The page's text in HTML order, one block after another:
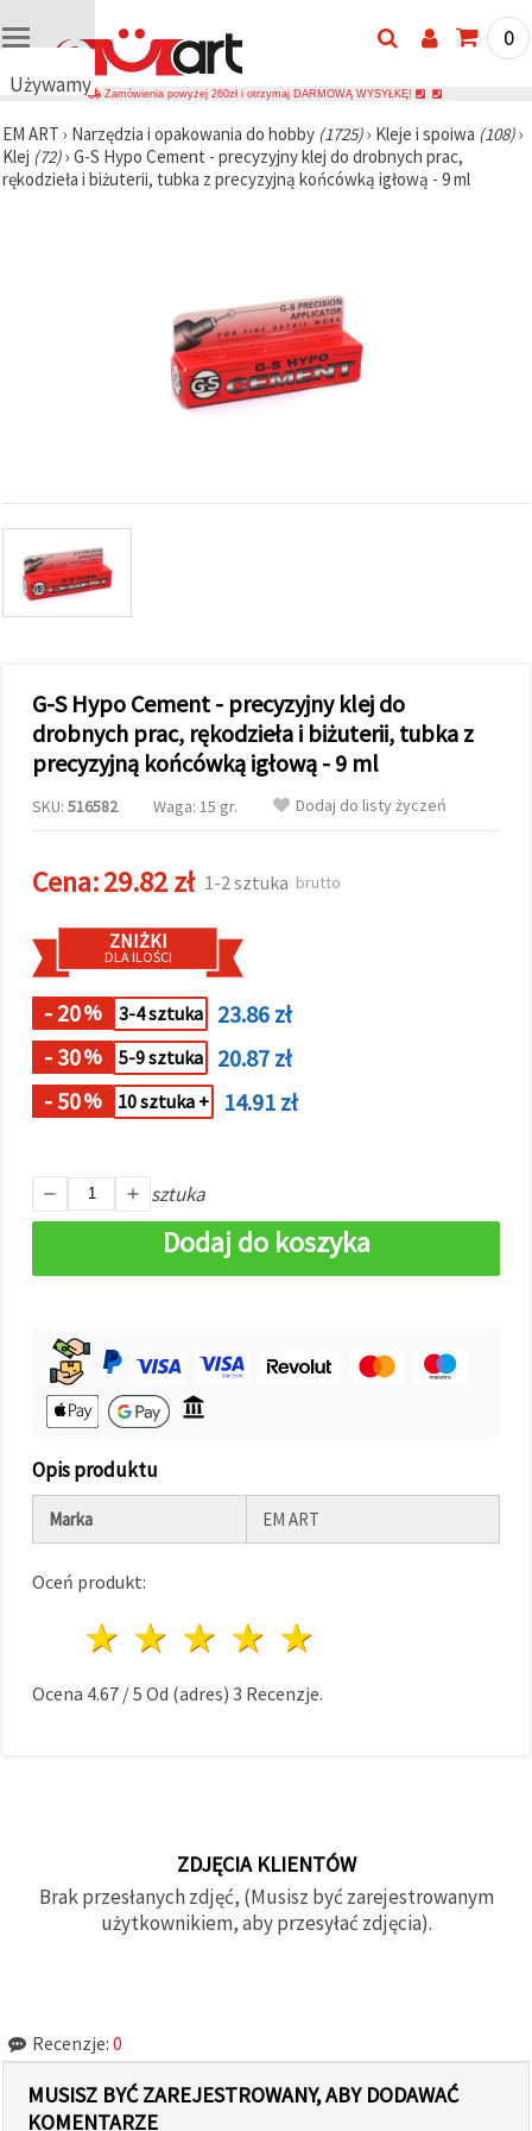
Używamy
cookie
🍪
Używamy
ruch i
wyświetlać
bardziej
trafne treści
oraz
naszych
partnerów
analitycznych
marketingowych.
Możesz
wszystkich
klikając
"Akceptuj
wszystkie!"
wskazać
swoje
preferencje
Ustawieniach,
wybierając
"Zapisz"
Ustawienia
0
Zamówienia powyżej 260zł i otrzymaj DARMOWĄ WYSYŁKĘ!
EM ART › Narzędzia i opakowania do hobby (1725)› Kleje i spoiwa (108)›
Klej (72)› G-S Hypo Cement - precyzyjny klej do drobnych prac,
rękodzieła i biżuterii, tubka z precyzyjną końcówką igłową - 9 ml
G-S Hypo Cement - precyzyjny klej do
drobnych prac, rękodzieła i biżuterii, tubka z
precyzyjną końcówką igłową - 9 ml
SKU: 516582 Waga: 15 gr. Dodaj do listy życzeń
Cena:29.82 zł 1-2 sztuka brutto
ZNIŻKI
DLA ILOŚCI
- 20% 3-4 sztuka
23.86 zł
- 30% 5-9 sztuka
20.87 zł
- 50% 10 sztuka + 14.91 zł
sztuka
Dodaj do koszyka
Opis produktu
Marka EM ART
Oceń produkt:
4 gwiazdy
3 gwiazdy
2 gwiazdy
1 gwiazda
Ocena 4.67 /5 Od (adres) 3 Recenzje.
ZDJĘCIA KLIENTÓW
Brak przesłanych zdjęć, (Musisz być zarejestrowanym
użytkownikiem, aby przesyłać zdjęcia).
Recenzje: 0
MUSISZ BYĆ ZAREJESTROWANY, ABY DODAWAĆ
KOMENTARZE